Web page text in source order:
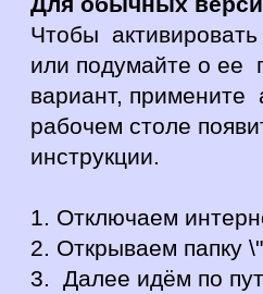
Чтобы
или подумайте о ее
вариант, примените
рабочем столе
инструкции.
1. Отключаем
2. Открываем папку
3. Далее идём по